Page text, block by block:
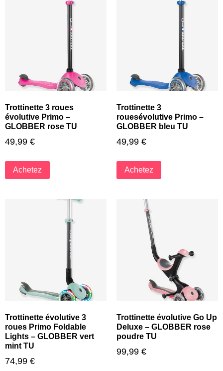
Trottinette 3 roues
évolutive Primo –
GLOBBER rose TU
49,99 €
Achetez
Trottinette 3
rouesévolutive Primo –
GLOBBER bleu TU
49,99 €
Achetez
Trottinette évolutive 3
roues Primo Foldable
Lights – GLOBBER vert
mint TU
74,99 €
Trottinette évolutive Go Up
Deluxe – GLOBBER rose
poudre TU
99,99 €